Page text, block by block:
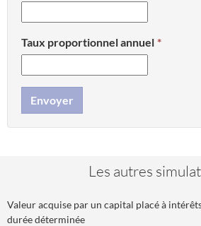
Taux proportionnel annuel
Envoyer
Les autres
Valeur acquise par un capital placé à
durée déterminée